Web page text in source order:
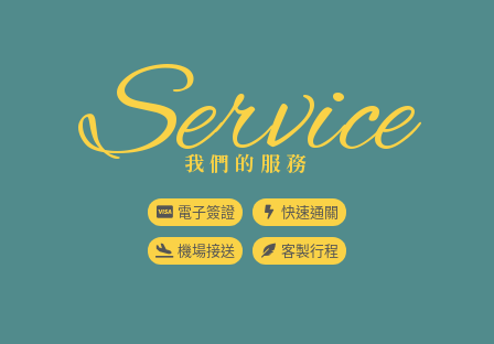
Service
我們的服務
電子簽證 快速通關
機場接送 客製行程